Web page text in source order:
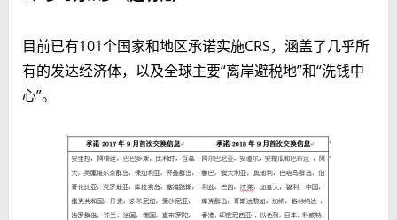
目前已有101个国家和地区承诺实施CRS，涵盖了几乎所
有的发达经济体，以及全球主要“离岸避税地”和“洗钱中
心”。